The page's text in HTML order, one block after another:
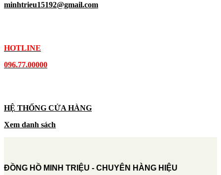
minhtrieu15192@gmail.com
HOTLINE
096.77.00000
HỆ THỐNG CỬA HÀNG
Xem danh sách
ĐỒNG HỒ MINH TRIỆU - CHUYÊN HÀNG HIỆU